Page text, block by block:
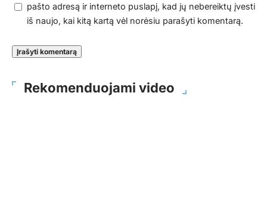
pašto adresą ir interneto puslapį, kad jų nebereiktų įvesti
iš naujo, kai kitą kartą vėl norėsiu parašyti komentarą.
Rekomenduojami video